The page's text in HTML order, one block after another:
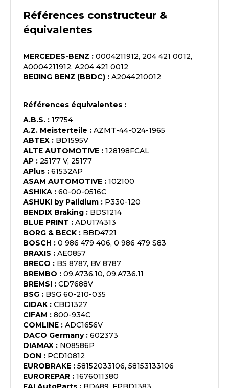
Références constructeur &
équivalentes
MERCEDES-BENZ : 0004211912, 204 421 0012,
A0004211912, A204 421 0012
BEIJING BENZ (BBDC) : A2044210012
Références équivalentes :
A.B.S. : 17754
A.Z. Meisterteile : AZMT-44-024-1965
ABTEX : BD1595V
ALTE AUTOMOTIVE : 128198FCAL
AP : 25177 V, 25177
APlus : 61532AP
ASAM AUTOMOTIVE : 102100
ASHIKA : 60-00-0516C
ASHUKI by Palidium : P330-120
BENDIX Braking : BDS1214
BLUE PRINT : ADU174313
BORG & BECK : BBD4721
BOSCH : 0 986 479 406, 0 986 479 S83
BRAXIS : AE0857
BRECO : BS 8787, BV 8787
BREMBO : 09.A736.10, 09.A736.11
BREMSI : CD7688V
BSG : BSG 60-210-035
CIDAK : CBD1327
CIFAM : 800-934C
COMLINE : ADC1656V
DACO Germany: 602373
DIAMAX : N08586P
DON : PCD10812
EUROBRAKE : 58152033106, 58153133106
EUROREPAR : 1676011380